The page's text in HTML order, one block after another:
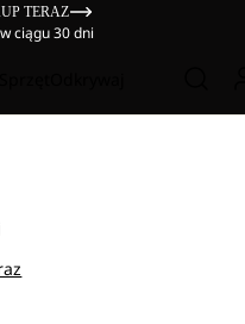
TERAZ
ciągu 30 dni